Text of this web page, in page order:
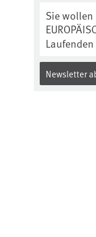
Sie wollen
Newsletter